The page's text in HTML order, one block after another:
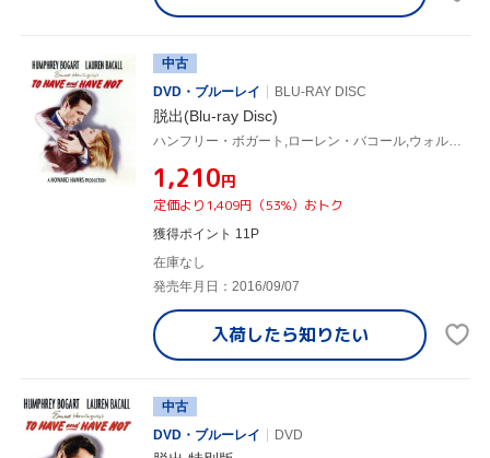
中古
DVD・ブルーレイ
BLU-RAY DISC
脱出(Blu-ray Disc)
ハンフリー・ボガート,ローレン・バコール,ウォルター・ブレナン,ハワード・ホークス(監督),アーネスト・ヘミングウェイ(原作)
¥1,210円
定価より1,409円（53%）おトク
獲得ポイント 11P
在庫なし
発売年月日：2016/09/07
入荷したら知りたい
中古
DVD・ブルーレイ
DVD